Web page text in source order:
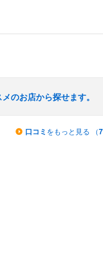
のお店から探せます。
口コミ をもっと見る （7